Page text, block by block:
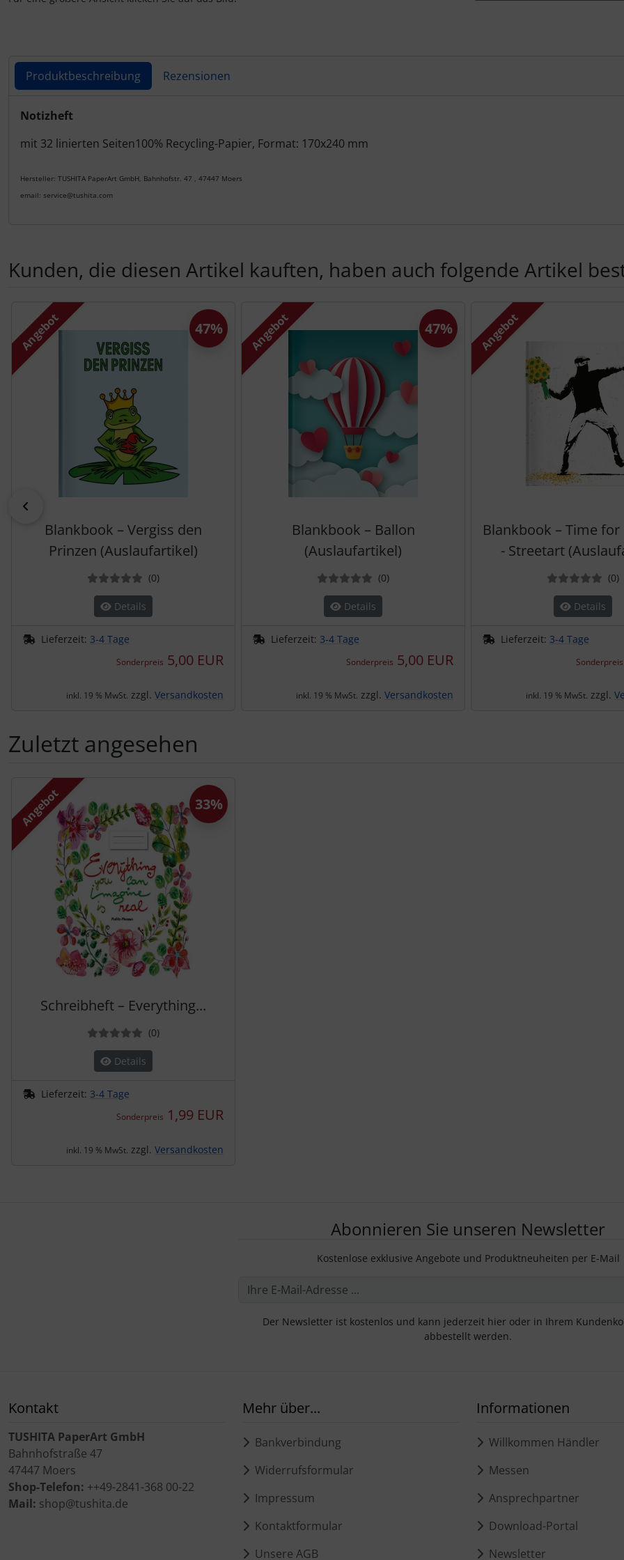
Produktbeschreibung Rezensionen
Produktbeschreibung
Notizheft
mit 32 linierten Seiten100% Recycling-Papier, Format: 170x240 mm
Hersteller: TUSHITA PaperArt GmbH, Bahnhofstr. 47 , 47447 Moers
email: service@tushita.com
Kunden, die diesen Artikel kauften, haben auch folgende Artikel
Es folgt ein Produktslider - navigieren Sie mit der Tab-Taste zu den einzelnen Artikeln.
Angebot
Blankbook – Vergiss den
Prinzen (Auslaufartikel)
(0Bewertungen
)
Details
Lieferzeit: 3-4 Tage
Sonderpreis 5,00 EUR
47%
inkl. 19 % MwSt. zzgl. Versandkosten
Angebot
Blankbook – Ballon
(Auslaufartikel)
(0Bewertungen
)
Details
Lieferzeit: 3-4 Tage
Sonderpreis 5,00 EUR
47%
inkl. 19 % MwSt. zzgl. Versandkosten
Angebot
Blankbook – Time for
- Streetart
(0)
Details
Lieferzeit: 3-4 Tage
Sonderpreis
inkl. 19 % MwSt. zzgl.
Zuletzt angesehen
Es folgt ein Produktslider - navigieren Sie mit der Tab-Taste zu den einzelnen Artikeln.
Angebot
Schreibheft – Everything...
(0Bewertungen
)
Details
Lieferzeit: 3-4 Tage
Sonderpreis 1,99 EUR
33%
inkl. 19 % MwSt. zzgl. Versandkosten
Abonnieren Sie unseren Newsletter
Kostenlose exklusive Angebote und Produktneuheiten per E-Mail
Der Newsletter ist kostenlos und kann jederzeit hier oder in Ihrem
abbestellt werden.
Kontakt
TUSHITA PaperArt GmbH
Bahnhofstraße 47
47447 Moers
Shop-Telefon: ++49-2841-368 00-22
Mail: shop@tushita.de
Mehr über...
Bankverbindung
Widerrufsformular
Impressum
Kontaktformular
Unsere AGB
Informationen
Willkommen Händler
Messen
Ansprechpartner
Download-Portal
Newsletter